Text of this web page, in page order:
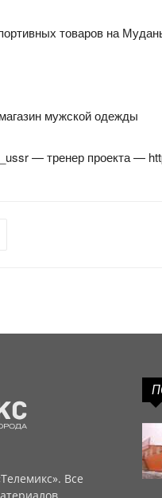
товаров на
мужской одежды
— тренер проекта —
Все